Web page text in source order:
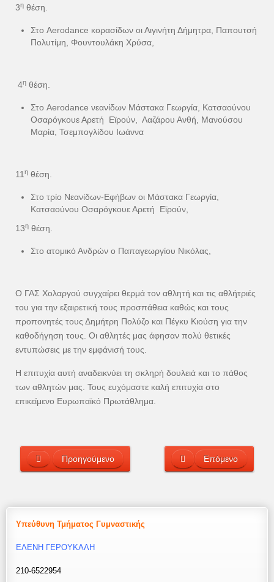
3η θέση.
Στο Aerodance κορασίδων οι Αιγινήτη Δήμητρα, Παπουτσή
Πολυτίμη, Φουντουλάκη Χρύσα,
4η θέση.
Στο Aerodance νεανίδων Μάστακα Γεωργία, Κατσαούνου
Οσαρόγκουε Αρετή Εϊρούν, Λαζάρου Ανθή, Μανούσου
Μαρία, Τσεμπογλίδου Ιωάννα
11 η θέση.
Στο τρίο Νεανίδων-Εφήβων οι Μάστακα Γεωργία,
Κατσαούνου Οσαρόγκουε Αρετή Εϊρούν,
13η θέση.
Στο ατομικό Ανδρών ο Παπαγεωργίου Νικόλας,
Ο ΓΑΣ Χολαργού συγχαίρει θερμά τον αθλητή και τις αθλήτριές
του για την εξαιρετική τους προσπάθεια καθώς και τους
προπονητές τους Δημήτρη Πολύζο και Πέγκυ Κιούση για την
καθοδήγηση τους. Οι αθλητές μας άφησαν πολύ θετικές
εντυπώσεις με την εμφάνισή τους.
Η επιτυχία αυτή αναδεικνύει τη σκληρή δουλειά και το πάθος
των αθλητών μας. Τους ευχόμαστε καλή επιτυχία στο
επικείμενο Ευρωπαϊκό Πρωτάθλημα.
Προηγούμενο Επόμενο
Υπεύθυνη Τμήματος Γυμναστικής
ΕΛΕΝΗ ΓΕΡΟΥΚΑΛΗ
210-6522954